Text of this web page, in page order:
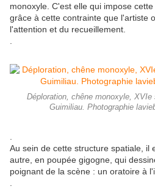
monoxyle. C'est elle qui impose
grâce à cette contrainte que l'artiste
l'attention et du recueillement.
Déploration, chêne monoxyle,
Guimiliau. Photographie
Au sein de cette structure spatiale, il
autre, en poupée gigogne, qui
poignant de la scène : un oratoire à